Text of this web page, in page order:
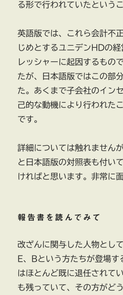
る形で行われていたという
英語版では、これら会計不
じめとするユニデンHDの
レッシャーに起因するもの
たが、日本語版ではこの部
た。あくまで子会社のイン
己的な動機により行われた
です。
詳細については触れません
と日本語版の対照表も付い
ければと思います。非常に
報告書を読んでみて
改ざんに関与した人物とし
E、Bという方たちが登場す
はほとんど既に退任されて
も残っていて、その方がど